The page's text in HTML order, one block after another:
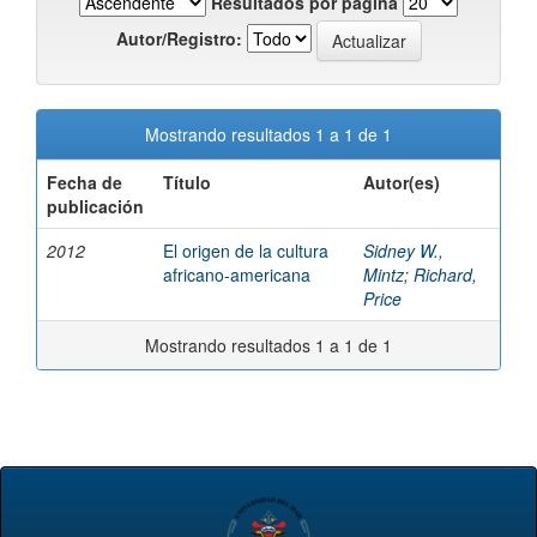
Autor/Registro:
Mostrando resultados 1 a 1 de 1
Fecha de
publicación
Título Autor(es)
2012
El origen de la cultura
africano-americana
Sidney W.,
Mintz; Richard,
Price
Mostrando resultados 1 a 1 de 1